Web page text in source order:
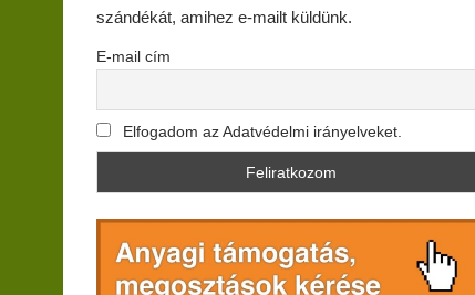
szándékát, amihez e-mailt küldünk.
E-mail cím
Elfogadom az Adatvédelmi irányelveket.